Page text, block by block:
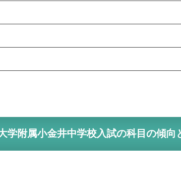
学附属小金井中学校入試の科目の傾向